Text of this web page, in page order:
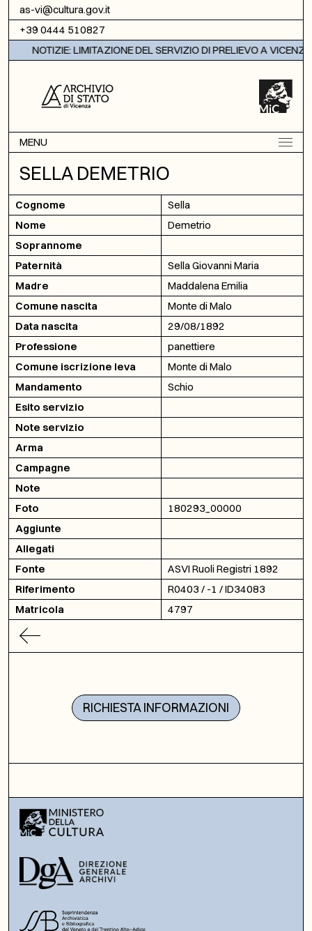
Vai al contenuto
as-vi@cultura.gov.it
+39 0444 510827
NOTIZIE: LIMITAZIONE DEL SERVIZIO DI PRELIEVO A VICENZA
MENU
SELLA DEMETRIO
Cognome
Sella
Nome
Demetrio
Soprannome
Paternità
Sella Giovanni Maria
Madre
Maddalena Emilia
Comune nascita
Monte di Malo
Data nascita
29/08/1892
Professione
panettiere
Comune iscrizione leva
Monte di Malo
Mandamento
Schio
Esito servizio
Note servizio
Arma
Campagne
Note
Foto
180293_00000
Aggiunte
Allegati
Fonte
ASVI Ruoli Registri 1892
Riferimento
R0403 / -1 / ID34083
Matricola
4797
RICHIESTA INFORMAZIONI